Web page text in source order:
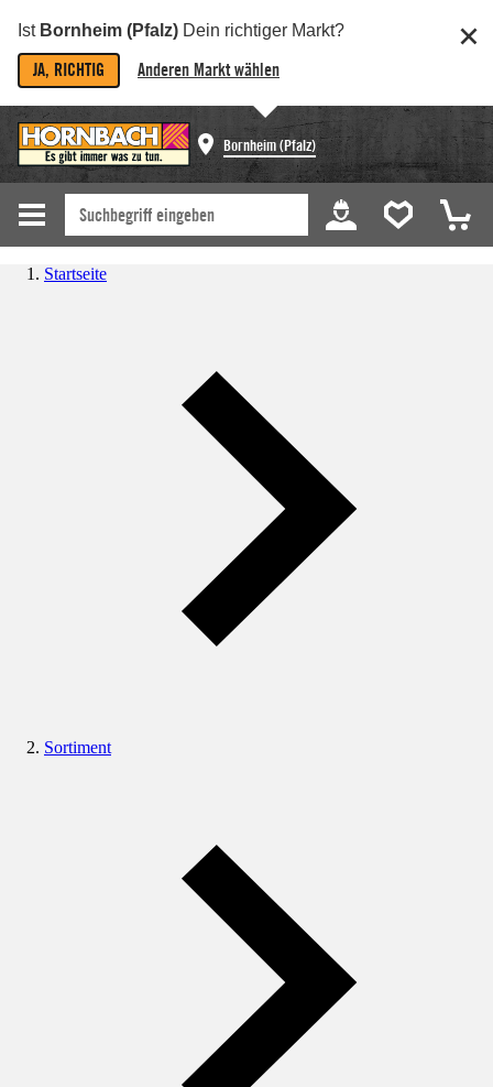
Ist Bornheim (Pfalz) Dein richtiger Markt?
JA, RICHTIG Anderen Markt wählen
Bornheim (Pfalz)
Startseite
Sortiment